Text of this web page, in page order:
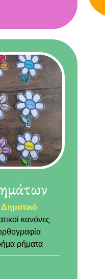
Δημοτικό
κανόνες
ρήματα